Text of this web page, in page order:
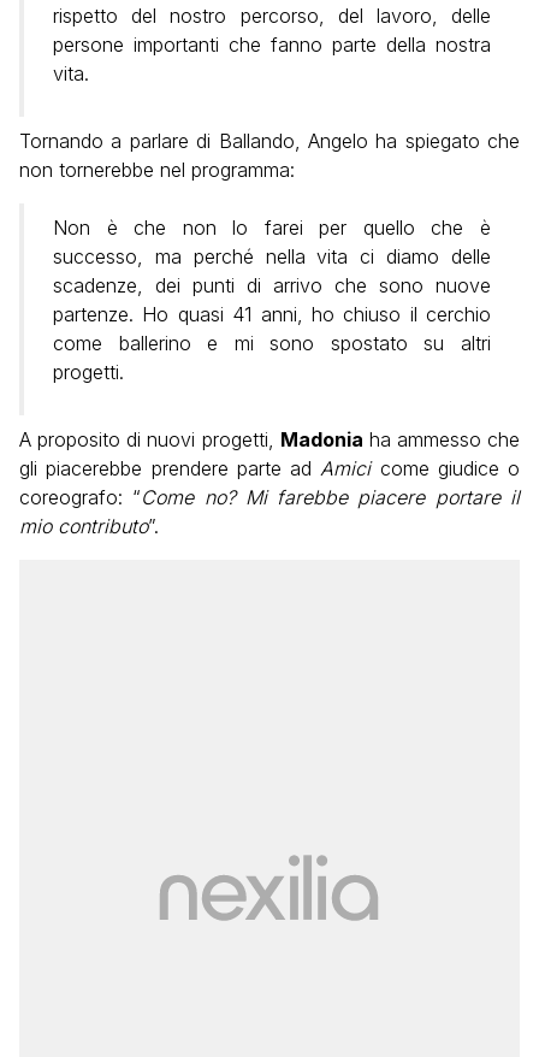
rispetto del nostro percorso, del lavoro, delle
persone importanti che fanno parte della nostra
vita.
Tornando a parlare di Ballando, Angelo ha spiegato che
non tornerebbe nel programma:
Non è che non lo farei per quello che è
successo, ma perché nella vita ci diamo delle
scadenze, dei punti di arrivo che sono nuove
partenze. Ho quasi 41 anni, ho chiuso il cerchio
come ballerino e mi sono spostato su altri
progetti.
A proposito di nuovi progetti, Madonia ha ammesso che
gli piacerebbe prendere parte ad Amicicome giudice o
coreografo: “Come no? Mi farebbe piacere portare il
mio contributo”.